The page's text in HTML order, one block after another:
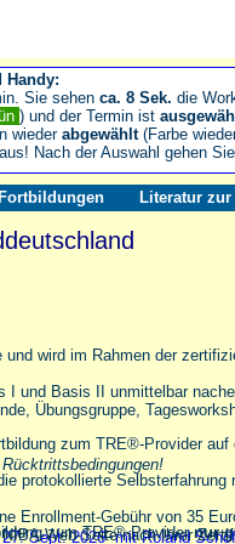
Literatur zur
und wird im Rahmen der
I und Basis II unmittelbar
Übungsgruppe,
Sept. 2026 mit Roland
zum TRE®-Provider
protokollierte
Enrollment-Gebühr von 35
Web-Seite nach Ihrer
zum TRE®-Providernur
Handy:
Sie sehen ca. 8 Sek. die
) und der Termin ist
wieder abgewählt(Farbe
Nach der Auswahl gehen